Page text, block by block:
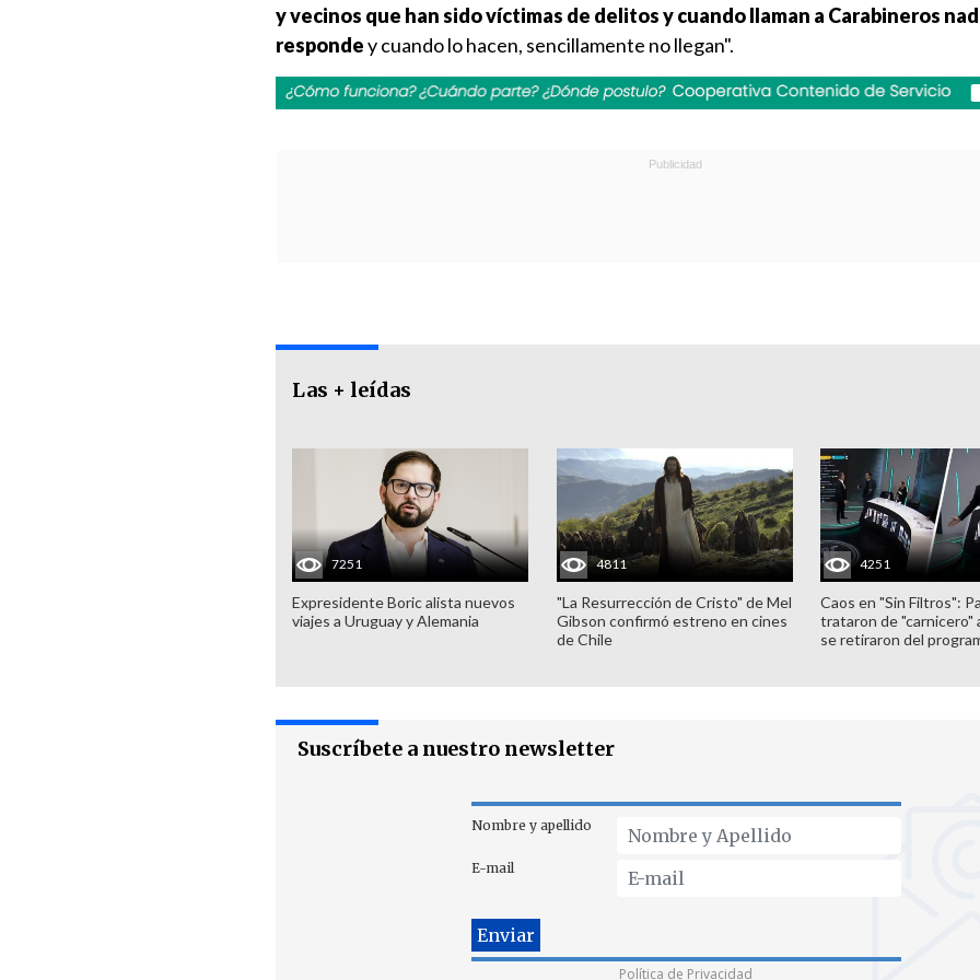
y vecinos que han sido víctimas de delitos y cuando llaman a Carabineros
respondey cuando lo hacen, sencillamente no llegan".
Las + leídas
7251
Expresidente Boric alista nuevos
viajes a Uruguay y Alemania
4811
"La Resurrección de Cristo" de Mel
Gibson confirmó estreno en cines
de Chile
4251
Caos en "Sin Filtros":
trataron de "carnicero"
se retiraron del
Suscríbete a nuestro newsletter
Nombre y apellido
E-mail
Política de Privacidad